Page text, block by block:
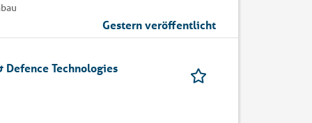
Gestern veröffentlicht
Technologies